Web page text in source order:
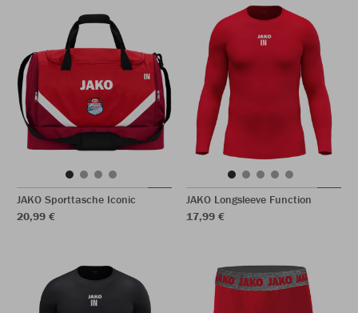
JAKO Sporttasche Iconic
20,99 €
JAKO Longsleeve Function
17,99 €